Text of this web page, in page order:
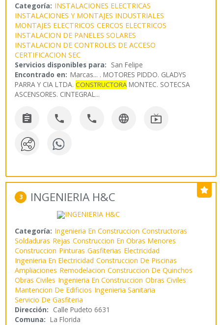
Categoría: INSTALACIONES ELECTRICAS
INSTALACIONES Y MONTAJES INDUSTRIALES
MONTAJES ELECTRICOS CERCOS ELECTRICOS
INSTALACION DE PANELES SOLARES
INSTALACION DE CONTROLES DE ACCESO
CERTIFICACION SEC
Servicios disponibles para: San Felipe
Encontrado en: Marcas... . MOTORES PIDDO. GLADYS
PARRA Y CIA LTDA. CONSTRUCTORA MONTEC. SOTECSA
ASCENSORES. CINTEGRAL ...
    
3 INGENIERIA H&C
Categoría: Ingenieria En Construccion Constructoras
Soldaduras Rejas Construccion En Obras Menores
Construccion Pinturas Gasfiterias Electricidad
Ingenieria En Electricidad Construccion De Piscinas
Ampliaciones Remodelacion Construccion De Quinchos
Obras Civiles Ingenieria En Construccion Obras Civiles
Mantencion De Edificios Ingenieria Sanitaria
Servicio De Gasfiteria
Dirección: Calle Pudeto 6631
Comuna: La Florida